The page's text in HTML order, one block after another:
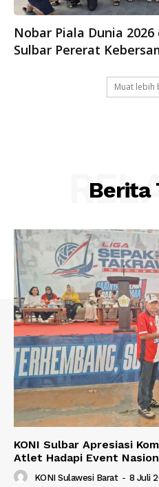
Nobar Piala Dunia
Sulbar Pererat
Muat lebih
Berita
KONI Sulbar Apresiasi
Atlet Hadapi Event
KONI Sulawesi Barat - 8 Juli